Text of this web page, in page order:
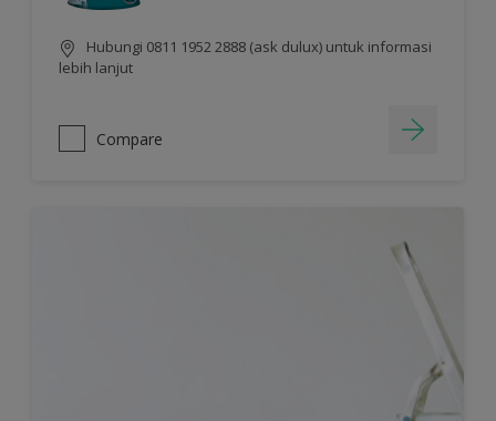
Hubungi 0811 1952 2888 (ask dulux) untuk informasi
lebih lanjut
Compare